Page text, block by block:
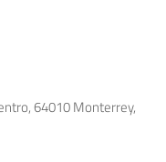
64010 Monterrey,